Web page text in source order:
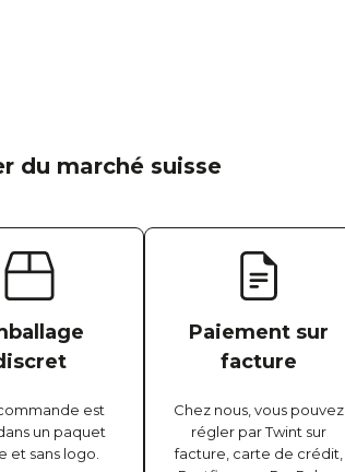
du marché suisse
est
un paquet
et sans logo.
Paiement sur
facture
Chez nous, vous pouvez
régler par Twint sur
facture, carte de crédit,